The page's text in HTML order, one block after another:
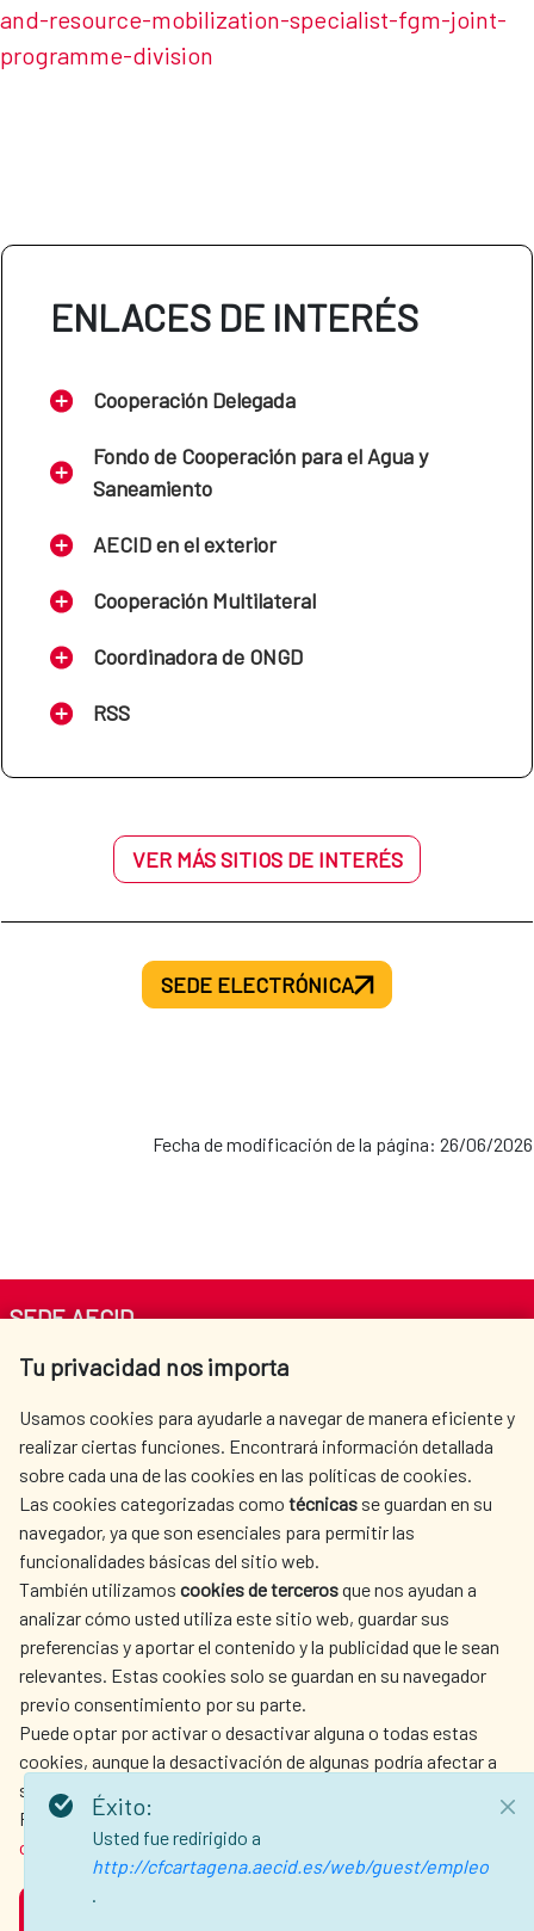
and-resource-mobilization-specialist-fgm-joint-
programme-division
ENLACES DE INTERÉS
Cooperación Delegada
Fondo de Cooperación para el Agua y
Saneamiento
AECID en el exterior
Cooperación Multilateral
Coordinadora de ONGD
RSS
VER MÁS SITIOS DE INTERÉS
SEDE ELECTRÓNICA
Fecha de modificación de la página: 26/06/2026
Tu privacidad nos importa
Usamos cookies para ayudarle a navegar de manera eficiente y
realizar ciertas funciones. Encontrará información detallada
sobre cada una de las cookies en las políticas de cookies.
Las cookies categorizadas como técnicas se guardan en su
navegador, ya que son esenciales para permitir las
funcionalidades básicas del sitio web.
También utilizamos cookies de tercerosque nos ayudan a
analizar cómo usted utiliza este sitio web, guardar sus
preferencias y aportar el contenido y la publicidad que le sean
relevantes. Estas cookies solo se guardan en su navegador
previo consentimiento por su parte.
Puede optar por activar o desactivar alguna o todas estas
cookies, aunque la desactivación de algunas podría afectar a
su experiencia de navegación.
Para obtener más información, consulte nuestra
cookies
SEDE AECID
Av. Reyes Católicos 4 - 28040 Madrid
centro.informacion@aecid.es
LA AECID
DÓNDE COOPERAMOS
ACCIÓN HUMANITARIA
SALA DE PRENSA
CULTURA Y CIENCIA
BIBLIOTECA
NUESTRAS REDES SOCIALES
Éxito:
Usted fue redirigido a
http://cfcartagena.aecid.es/web/guest/empleo
.